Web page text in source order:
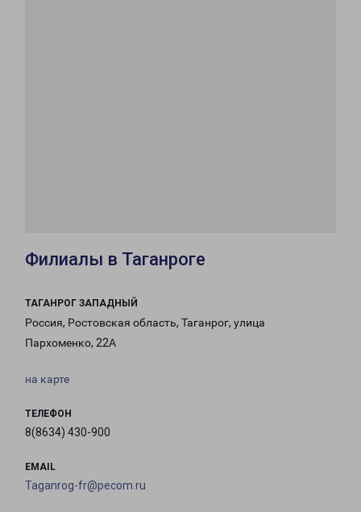
Филиалы в Таганроге
ТАГАНРОГ ЗАПАДНЫЙ
Россия, Ростовская область, Таганрог, улица
Пархоменко, 22А
на карте
ТЕЛЕФОН
8(8634) 430-900
EMAIL
Taganrog-fr@pecom.ru